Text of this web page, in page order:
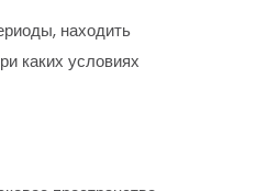
находить
каких условиях